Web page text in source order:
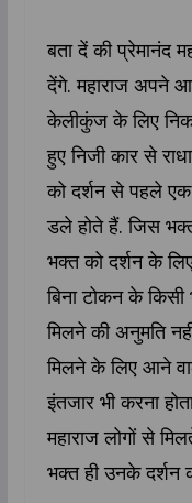
बता दें की प्रेमानंद
देंगे. महाराज अपने
केलीकुंज के लिए
हुए निजी कार से
को दर्शन से पहले एक
डले होते हैं. जिस
भक्त को दर्शन के
बिना टोकन के किसी
मिलने की अनुमति
मिलने के लिए आने
इंतजार भी करना
महाराज लोगों से
भक्त ही उनके